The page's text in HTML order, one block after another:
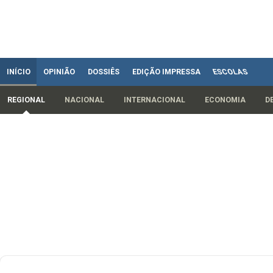
INÍCIO OPINIÃO DOSSIÊS EDIÇÃO IMPRESSA ESCOLAS
REGIONAL NACIONAL INTERNACIONAL ECONOMIA